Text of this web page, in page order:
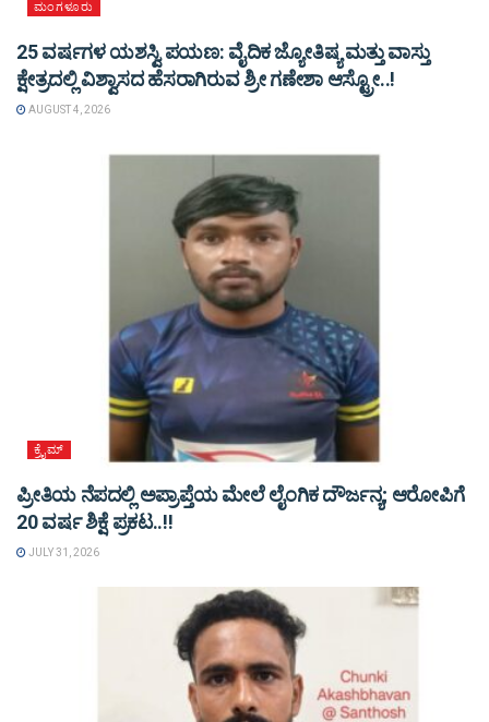
ಮಂಗಳೂರು
25 ವರ್ಷಗಳ ಯಶಸ್ವಿ ಪಯಣ: ವೈದಿಕ ಜ್ಯೋತಿಷ್ಯ ಮತ್ತು ವಾಸ್ತು
ಕ್ಷೇತ್ರದಲ್ಲಿ ವಿಶ್ವಾಸದ ಹೆಸರಾಗಿರುವ ಶ್ರೀ ಗಣೇಶಾ ಆಸ್ಟ್ರೋ..!
AUGUST 4, 2026
ಕ್ರೈಮ್
ಪ್ರೀತಿಯ ನೆಪದಲ್ಲಿ ಅಪ್ರಾಪ್ತೆಯ ಮೇಲೆ ಲೈಂಗಿಕ ದೌರ್ಜನ್ಯ; ಆರೋಪಿಗೆ
20 ವರ್ಷ ಶಿಕ್ಷೆ ಪ್ರಕಟ..!!
JULY 31, 2026